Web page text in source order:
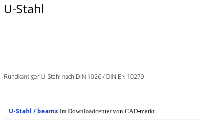
U-Stahl
Rundkantiger U-Stahl nach DIN 1026 / DIN EN 10279
U-Stahl / beams Im Downloadcenter von CAD-markt